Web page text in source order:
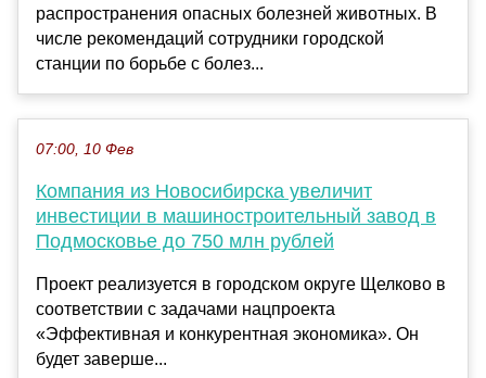
распространения опасных болезней животных. В
числе рекомендаций сотрудники городской
станции по борьбе с болез...
07:00, 10 Фев
Компания из Новосибирска увеличит
инвестиции в машиностроительный завод в
Подмосковье до 750 млн рублей
Проект реализуется в городском округе Щелково в
соответствии с задачами нацпроекта
«Эффективная и конкурентная экономика». Он
будет заверше...